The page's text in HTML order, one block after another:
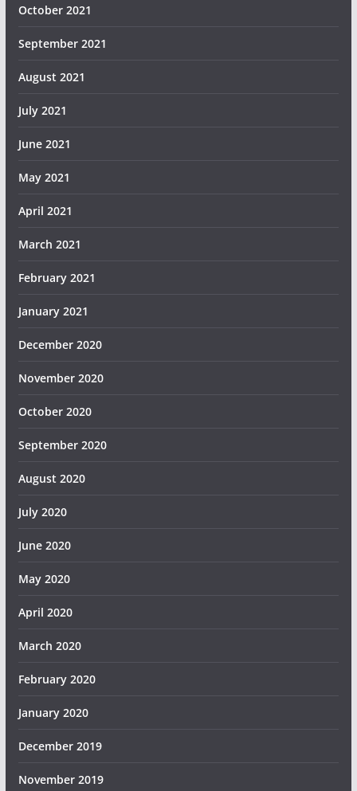
October 2021
September 2021
August 2021
July 2021
June 2021
May 2021
April 2021
March 2021
February 2021
January 2021
December 2020
November 2020
October 2020
September 2020
August 2020
July 2020
June 2020
May 2020
April 2020
March 2020
February 2020
January 2020
December 2019
November 2019